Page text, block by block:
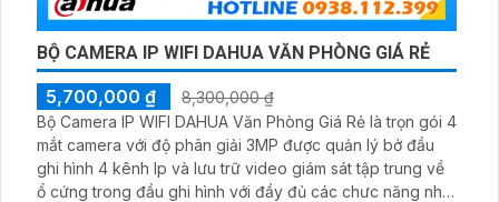
BỘ CAMERA IP WIFI DAHUA VĂN PHÒNG GIÁ RẺ
5,700,000 ₫
8,300,000 ₫
Bộ Camera IP WIFI DAHUA Văn Phòng Giá Rẻ là trọn gói 4
mắt camera với độ phân giải 3MP được quản lý bở đầu
ghi hình 4 kênh Ip và lưu trữ video giám sát tập trung về
ổ cứng trong đầu ghi hình với đầy đủ các chưc năng như